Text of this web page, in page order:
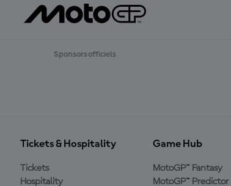
Sponsors officiels
Tickets & Hospitality
Tickets
Hospitality
Game Hub
MotoGP™ Fantasy
MotoGP™ Predictor